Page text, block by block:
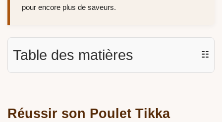
pour encore plus de saveurs.
Table des matières ☷
Réussir son Poulet Tikka